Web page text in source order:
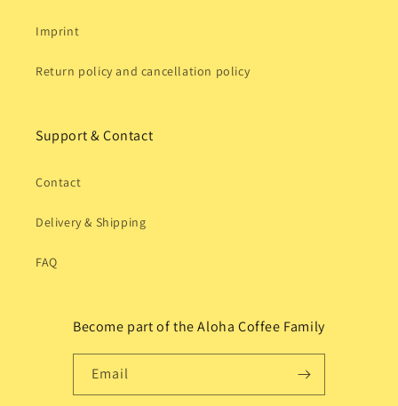
Imprint
Return policy and cancellation policy
Support & Contact
Contact
Delivery & Shipping
FAQ
Become part of the Aloha Coffee Family
Email